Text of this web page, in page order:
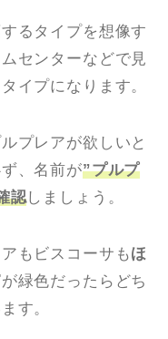
るタイプを想像す
センターなどで見
イプになります。
プレアが欲しいと
、名前が”プルプ
認しましょう。
もビスコーサもほ
緑色だったらどち
す。